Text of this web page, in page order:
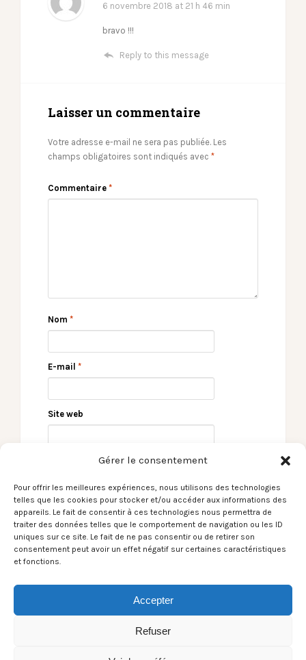
Gérer le consentement
Pour offrir les meilleures expériences, nous utilisons des technologies
telles que les cookies pour stocker et/ou accéder aux informations des
appareils. Le fait de consentir à ces technologies nous permettra de
traiter des données telles que le comportement de navigation ou les ID
uniques sur ce site. Le fait de ne pas consentir ou de retirer son
consentement peut avoir un effet négatif sur certaines caractéristiques
et fonctions.
Accepter
Refuser
6 novembre 2018 at 21 h 46 min
bravo !!!
Reply to this message
Laisser un commentaire
Votre adresse e-mail ne sera pas publiée. Les
champs obligatoires sont indiqués avec *
Commentaire *
Nom *
E-mail *
Site web
Le Son du moment –
You Let my Tyres
← Le Son du moment –
La Phaze / Avoir 20
ans